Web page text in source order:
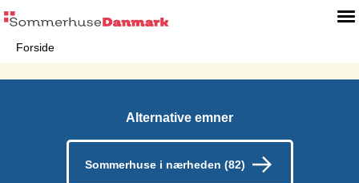
Forside
Alternative emner
Sommerhuse i nærheden (82)